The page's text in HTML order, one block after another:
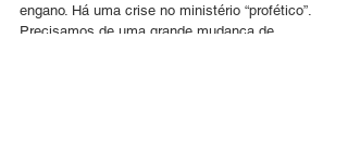
engano. Há uma crise no ministério “profético”.
Precisamos de uma grande mudança de